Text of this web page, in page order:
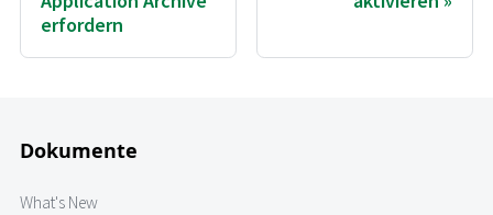
erfordern
Dokumente
What's New